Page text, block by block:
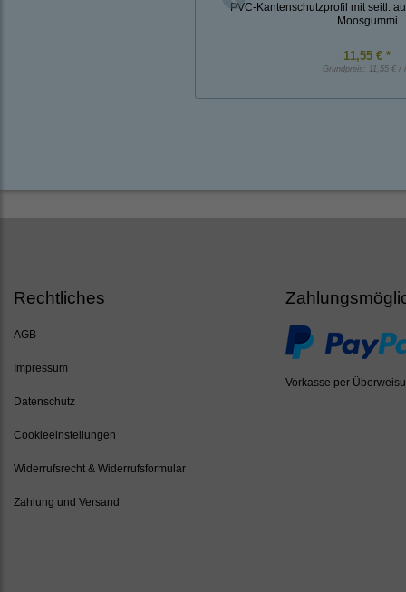
PVC-Kantenschutzprofil mit seitl.
Moosgummi
11,55 € *
Grundpreis: 11,55 € /
Rechtliches
AGB
Impressum
Datenschutz
Cookieeinstellungen
Widerrufsrecht & Widerrufsformular
Zahlung und Versand
Vorkasse per